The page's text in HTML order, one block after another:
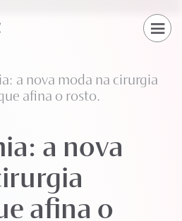
a nova moda na cirurgia
afina o rosto.
a nova
afina o